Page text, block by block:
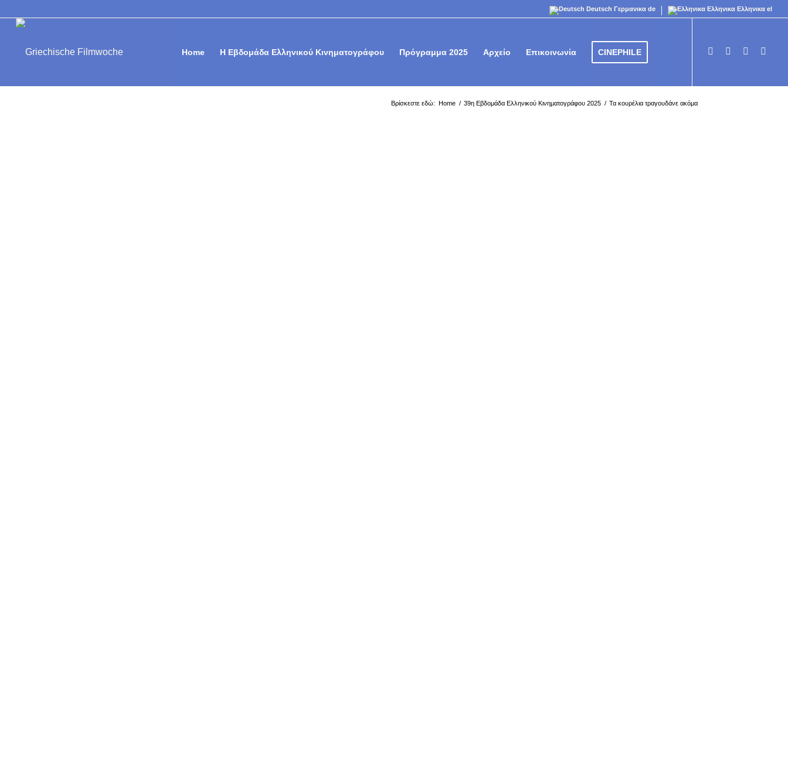
Deutsch Γερμανικα de Ελληνικα Ελληνικα el
Home Η Εβδομάδα Ελληνικού Κινηματογράφου Πρόγραμμα 2025 Αρχείο Επικοινωνία CINEPHILE
Βρίσκεστε εδώ: Home / 39η Εβδομάδα Ελληνικού Κινηματογράφου 2025 / Τα κουρέλια τραγουδάνε ακόμα